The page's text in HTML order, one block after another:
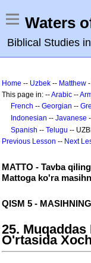
Waters
Biblical Studies
Home -- Uzbek -- Matthew
This page in: --Arabic --
French -- Georgian --
Indonesian -- Javanese
Spanish -- Telugu --
Previous Lesson -- Next
MATTO - Tavba
Mattoga ko'ra
QISM 5 -
25.
O'rtasida